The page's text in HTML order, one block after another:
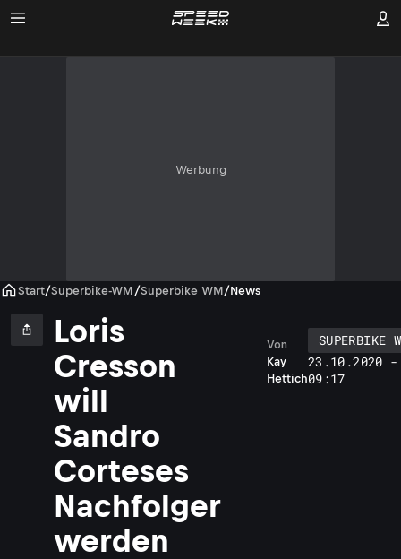
Werbung
Start/Superbike-WM /Superbike WM/News
Loris
Cresson
will
Sandro
Corteses
Nachfolger
werden
Kay
Hettich
Von
SUPERBIKE
23.10.2020 -
09:17